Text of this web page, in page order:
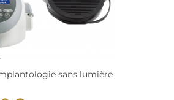
sans lumière